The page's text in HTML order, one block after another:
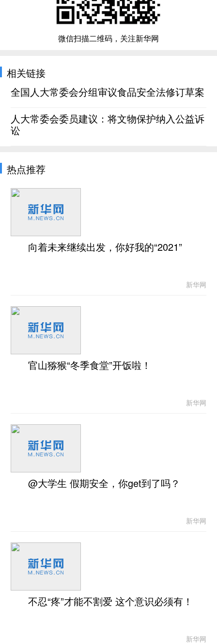
微信扫描二维码，关注新华网
相关链接
全国人大常委会分组审议食品安全法修订草案
人大常委会委员建议：将文物保护纳入公益诉
讼
热点推荐
向着未来继续出发，你好我的“2021”
新华网
官山猕猴“冬季食堂”开饭啦！
新华网
@大学生 假期安全，你get到了吗？
新华网
不忍“疼”才能不割爱 这个意识必须有！
新华网